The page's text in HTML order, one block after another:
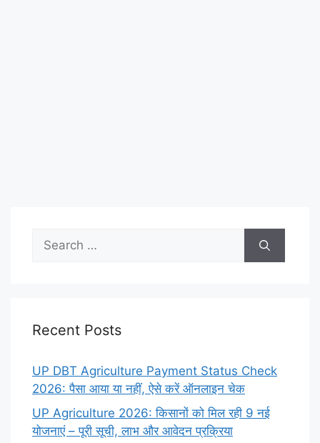
Search
for:
Recent Posts
UP DBT Agriculture Payment Status Check
2026: पैसा आया या नहीं, ऐसे करें ऑनलाइन चेक
UP Agriculture 2026: किसानों को मिल रही 9 नई
योजनाएं – पूरी सूची, लाभ और आवेदन प्रक्रिया